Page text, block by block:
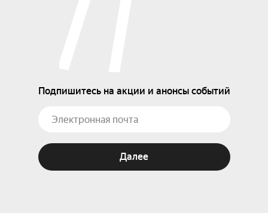
Подпишитесь на акции и анонсы событий
Далее